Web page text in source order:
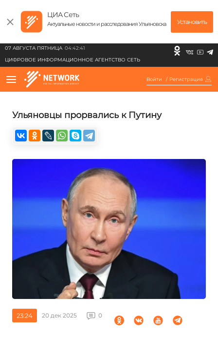
ЦИА Сеть
Актуальные новости и расследования Ульяновска Установить
07 АВГУСТА ПЯТНИЦА 04:42:41
ЦИФРОВОЕ ИНФОРМАЦИОННОЕ АГЕНТСТВО СЕТЬ
Войти / Регистрация
Ульяновцы прорвались к Путину
23:24 20 дек 2025 0